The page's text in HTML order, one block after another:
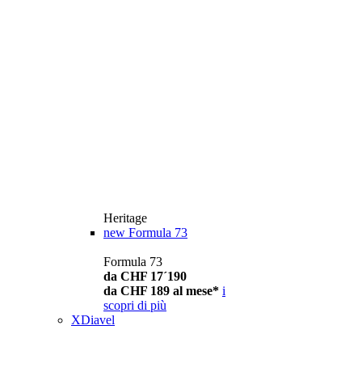
Heritage
new Formula 73
Formula 73
da CHF 17´190
da CHF 189 al mese* i
scopri di più
XDiavel